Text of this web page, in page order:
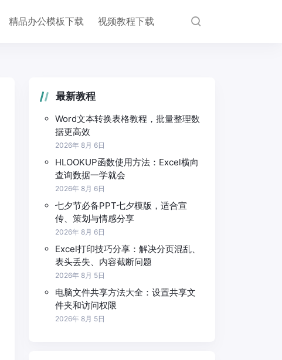
精品办公模板下载 视频教程下载
最新教程
Word文本转换表格教程，批量整理数
据更高效
2026年 8月 6日
HLOOKUP函数使用方法：Excel横向
查询数据一学就会
2026年 8月 6日
七夕节必备PPT七夕模版，适合宣
传、策划与情感分享
2026年 8月 6日
Excel打印技巧分享：解决分页混乱、
表头丢失、内容截断问题
2026年 8月 5日
电脑文件共享方法大全：设置共享文
件夹和访问权限
2026年 8月 5日